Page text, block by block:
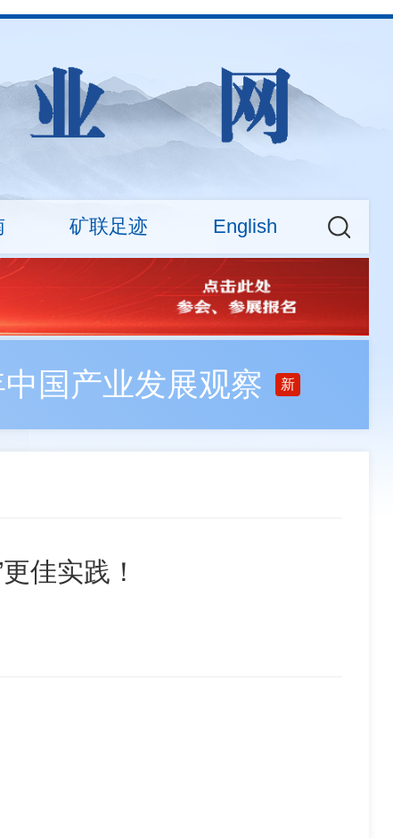
矿联足迹 English
组织机构 分支机构 联系我们
矿业权交易专场活动
会费标准
CMA News About
国产业发展观察 新
佳实践！